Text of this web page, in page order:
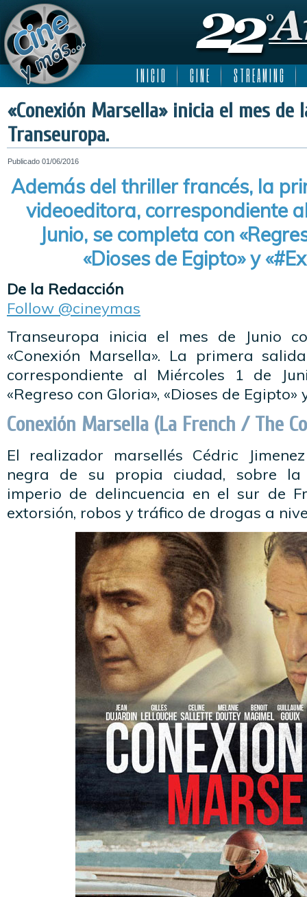
I N I C I O C I N E S T R E A M I N G
«Conexión Marsella» inicia el mes de
Transeuropa.
Publicado 01/06/2016
Además del thriller francés, la
videoeditora, correspondiente
Junio, se completa con
«Dioses de Egipto» y
De la Redacción
Follow @cineymas
Transeuropa inicia el mes de Junio
«Conexión Marsella». La primera
correspondiente al Miércoles 1 de
«Regreso con Gloria», «Dioses de Egipto»
Conexión Marsella (La French / The
El realizador marsellés Cédric
negra de su propia ciudad, sobre la
imperio de delincuencia en el sur de
extorsión, robos y tráfico de drogas a